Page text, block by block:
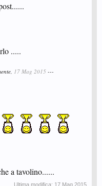
.....
17 Mag 2015 ---
a tavolino......
Ultima modifica: 17 Mag 2015